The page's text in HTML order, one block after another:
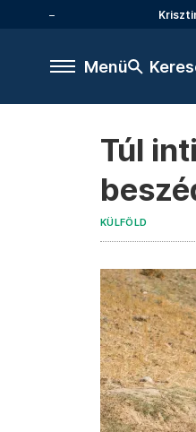
Menü
Túl
KÜLFÖLD